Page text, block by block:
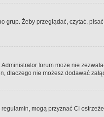
Żeby przeglądać, czytać,
forum może nie
dlaczego nie możesz dodawać
mogą przyznać Ci